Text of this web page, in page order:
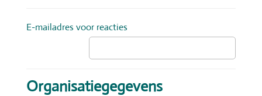
E-mailadres voor reacties ‌
Organisatiegegevens